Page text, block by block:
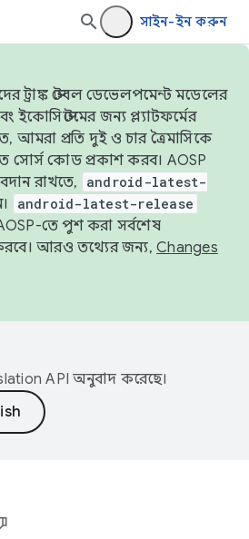
সাইন-ইন করুন
ট্রাঙ্ক স্টেবল ডেভেলপমেন্ট মডেলের
ইকোসিস্টেমের জন্য প্ল্যাটফর্মের
আমরা প্রতি দুই ও চার ত্রৈমাসিকে
সোর্স কোড প্রকাশ করব। AOSP
রাখতে,
android-latest-
android-latest-release
AOSP-তে পুশ করা সর্বশেষ
আরও তথ্যের জন্য, Changes
API অনুবাদ করেছে।